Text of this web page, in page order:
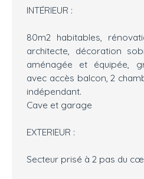
INTÉRIEUR :
80m2 habitables,
architecte, décoration
aménagée et équipée,
avec accès balcon, 2
indépendant.
Cave et garage
EXTERIEUR :
Secteur prisé à 2 pas du